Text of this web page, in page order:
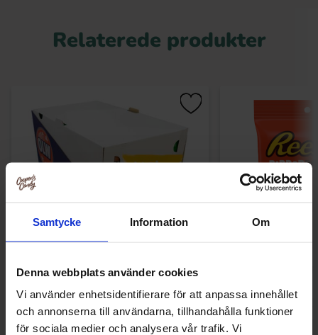
Samtycke Information Om
Denna webbplats använder cookies
Vi använder enhetsidentifierare för att anpassa innehållet
och annonserna till användarna, tillhandahålla funktioner
för sociala medier och analysera vår trafik. Vi
Relaterede produkter
OLW Cheez Ballz 35g x 20st
153 kr